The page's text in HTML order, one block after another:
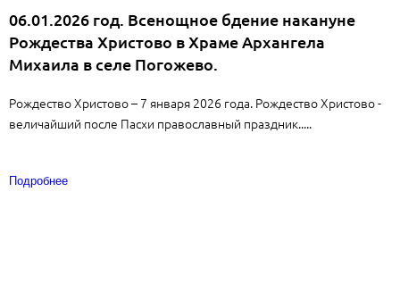
06.01.2026 год. Всенощное бдение накануне
Рождества Христово в Храме Архангела
Михаила в селе Погожево.
Рождество Христово – 7 января 2026 года. Рождество Христово -
величайший после Пасхи православный праздник.....
Подробнее